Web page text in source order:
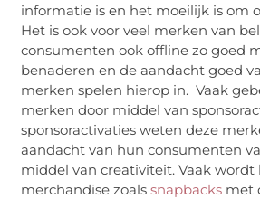
informatie is en het moeilijk is om
Het is ook voor veel merken van
consumenten ook offline zo goed
benaderen en de aandacht goed
merken spelen hierop in. Vaak
merken door middel van
sponsoractivaties weten deze
aandacht van hun consumenten
middel van creativiteit. Vaak wordt
merchandise zoalssnapbacks met